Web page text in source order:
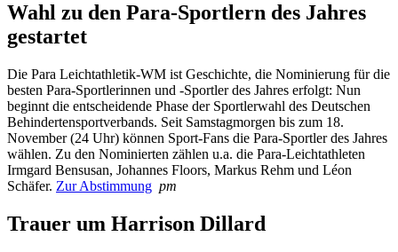
Wahl zu den Para-Sportlern des Jahres
gestartet
Die Para Leichtathletik-WM ist Geschichte, die Nominierung für die
besten Para-Sportlerinnen und -Sportler des Jahres erfolgt: Nun
beginnt die entscheidende Phase der Sportlerwahl des Deutschen
Behindertensportverbands. Seit Samstagmorgen bis zum 18.
November (24 Uhr) können Sport-Fans die Para-Sportler des Jahres
wählen. Zu den Nominierten zählen u.a. die Para-Leichtathleten
Irmgard Bensusan, Johannes Floors, Markus Rehm und Léon
Schäfer. Zur Abstimmung pm
Trauer um Harrison Dillard